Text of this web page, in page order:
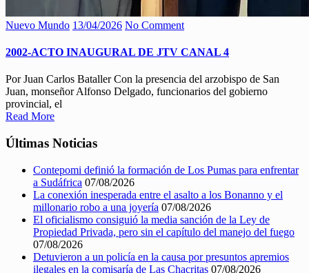
Nuevo Mundo 13/04/2026 No Comment
2002-ACTO INAUGURAL DE JTV CANAL 4
Por Juan Carlos Bataller Con la presencia del arzobispo de San
Juan, monseñor Alfonso Delgado, funcionarios del gobierno
provincial, el
Read More
Últimas Noticias
Contepomi definió la formación de Los Pumas para enfrentar
a Sudáfrica 07/08/2026
La conexión inesperada entre el asalto a los Bonanno y el
millonario robo a una joyería 07/08/2026
El oficialismo consiguió la media sanción de la Ley de
Propiedad Privada, pero sin el capítulo del manejo del fuego
07/08/2026
Detuvieron a un policía en la causa por presuntos apremios
ilegales en la comisaría de Las Chacritas 07/08/2026